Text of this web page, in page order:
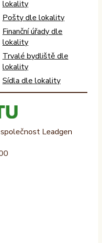
lokality
Pošty dle lokality
Finanční úřady dle
lokality
Trvalé bydliště dle
lokality
Sídla dle lokality
Leadgen